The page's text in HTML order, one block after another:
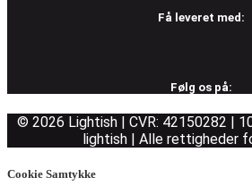
Få leveret med:
Følg os på:
© 2026 Lightish | CVR: 42150282 |
lightish | Alle rettigheder
Cookie Samtykke